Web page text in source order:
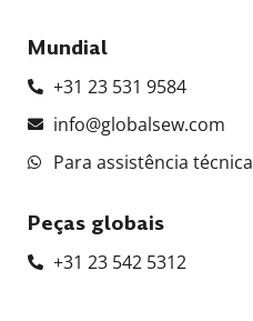
Mundial
+31 23 531 9584
info@globalsew.com
Para assistência técnica
Peças globais
+31 23 542 5312